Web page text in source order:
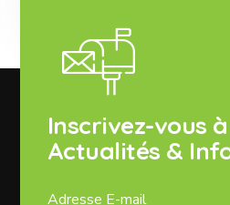
Inscrivez-vous à
Actualités &
Adresse E-mail